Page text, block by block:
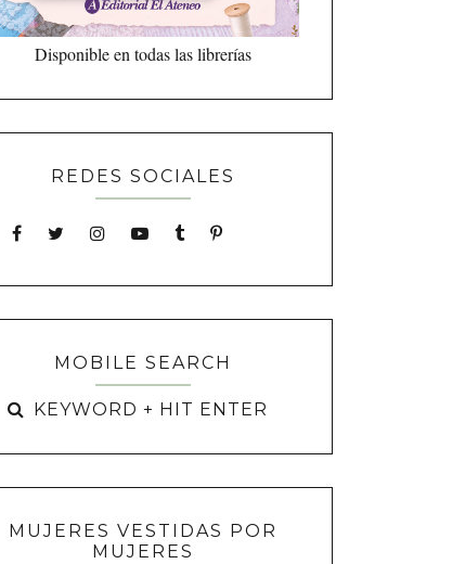
Disponible en todas las librerías
REDES SOCIALES
MOBILE SEARCH
MUJERES VESTIDAS POR
MUJERES